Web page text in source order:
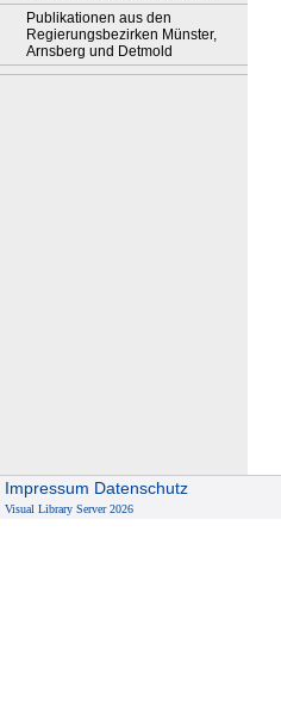
Publikationen aus den
Regierungsbezirken Münster,
Arnsberg und Detmold
Impressum Datenschutz
Visual Library Server 2026